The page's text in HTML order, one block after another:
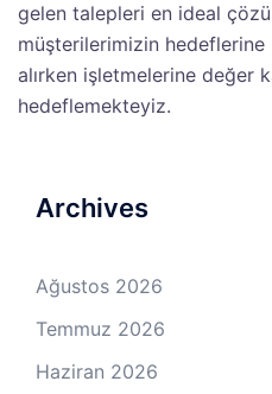
gelen talepleri en ideal
müşterilerimizin
alırken işletmelerine değer
hedeflemekteyiz.
Archives
Ağustos 2026
Temmuz 2026
Haziran 2026